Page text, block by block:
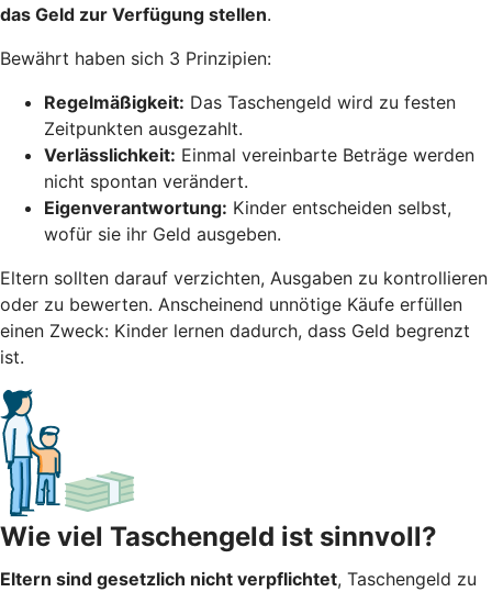
das Geld zur Verfügung stellen.
Bewährt haben sich 3 Prinzipien:
Regelmäßigkeit: Das Taschengeld wird zu festen
Zeitpunkten ausgezahlt.
Verlässlichkeit: Einmal vereinbarte Beträge werden
nicht spontan verändert.
Eigenverantwortung: Kinder entscheiden selbst,
wofür sie ihr Geld ausgeben.
Eltern sollten darauf verzichten, Ausgaben zu kontrollieren
oder zu bewerten. Anscheinend unnötige Käufe erfüllen
einen Zweck: Kinder lernen dadurch, dass Geld begrenzt
ist.
Wie viel Taschengeld ist sinnvoll?
Eltern sind gesetzlich nicht verpflichtet, Taschengeld zu